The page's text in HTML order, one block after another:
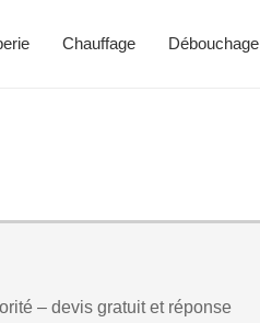
Chauffage Débouchage
– devis gratuit et réponse